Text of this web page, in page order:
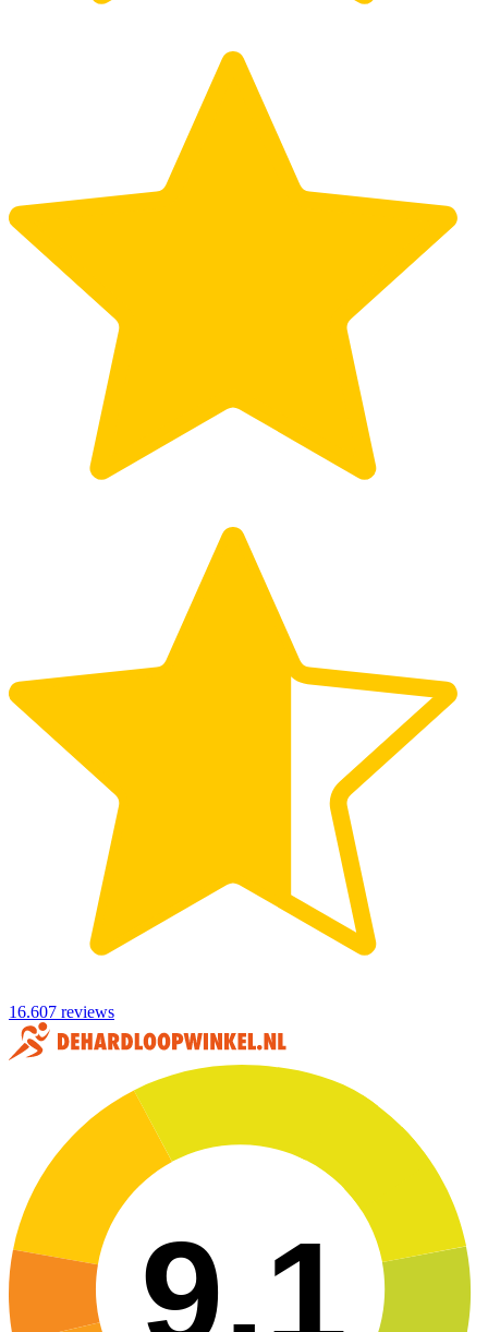
16.607 reviews
9,1